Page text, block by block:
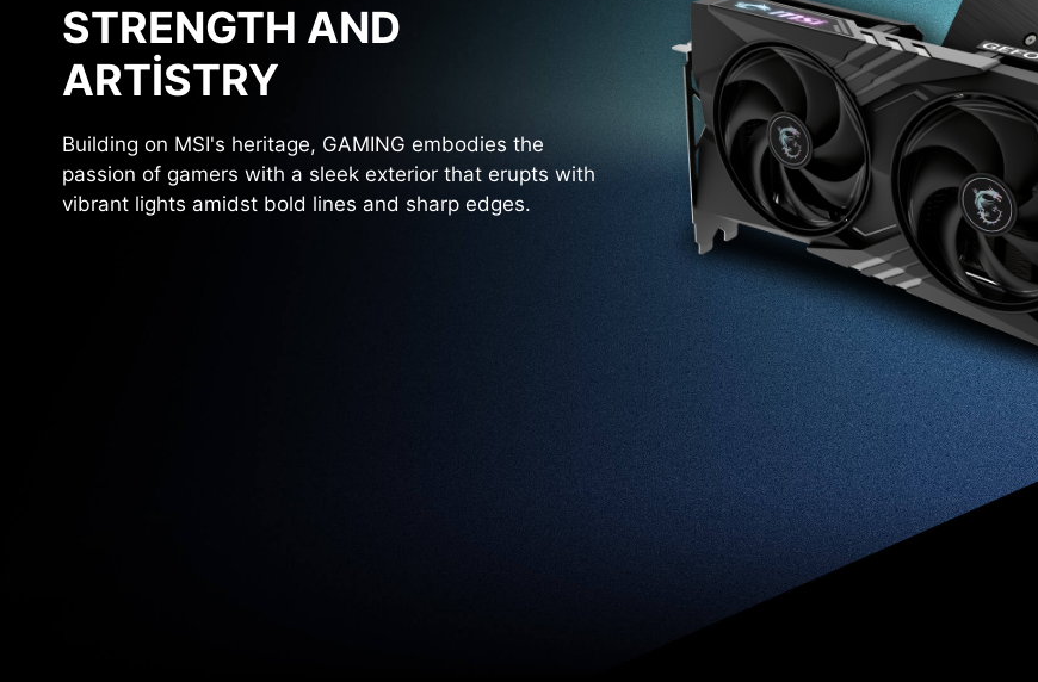
STRENGTH AND
ARTISTRY
Building on MSI's heritage, GAMING embodies the
passion of gamers with a sleek exterior that erupts with
vibrant lights amidst bold lines and sharp edges.